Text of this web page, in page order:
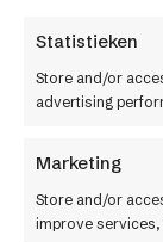
Statistieken
Store and/or
advertising
Marketing
Store and/or
improve